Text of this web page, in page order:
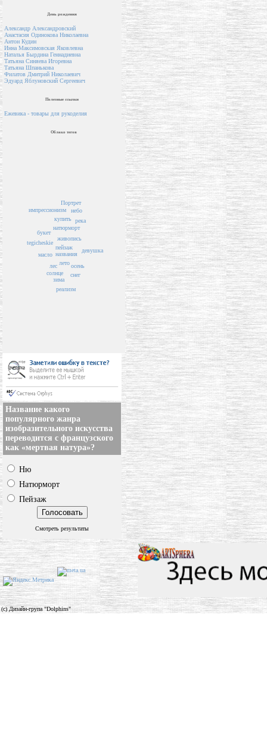
День рождения
Александр Александровский
Анастасия Одинокова Николаевна
Антон Кудин
Инна Максимовская Яковлевна
Наталья Бырдина Геннадиевна
Татьяна Синяева Игоревна
Татьяна Шпанькова
Филатов Дмитрий Николаевич
Эдуард Яблуновский Сергеевич
Полезные ссылки
Ежевика - товары для рукоделия
Облако тегов
пейзаж
названия
живопись
лето
натюрморт
купить
солнце
лес
зима
осень
букет
масло
река
снег
tegicheskie
реализм
небо
импрессионизм
Портрет
девушка
Название какого
популярного жанра
изобразительного искусства
переводится с французского
как «мертвая натура»?
Ню
Натюрморт
Пейзаж
Смотреть результаты
(c) Дизайн-група "Dolphins"